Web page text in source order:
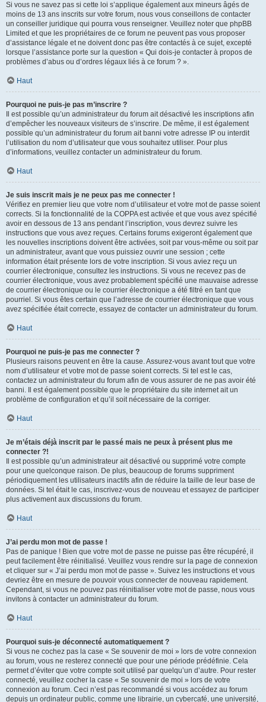
Si vous ne savez pas si cette loi s’applique également aux mineurs âgés de
moins de 13 ans inscrits sur votre forum, nous vous conseillons de contacter
un conseiller juridique qui pourra vous renseigner. Veuillez noter que phpBB
Limited et que les propriétaires de ce forum ne peuvent pas vous proposer
d’assistance légale et ne doivent donc pas être contactés à ce sujet, excepté
lorsque l’assistance porte sur la question « Qui dois-je contacter à propos de
problèmes d’abus ou d’ordres légaux liés à ce forum ? ».
Haut
Pourquoi ne puis-je pas m’inscrire ?
Il est possible qu’un administrateur du forum ait désactivé les inscriptions afin
d’empêcher les nouveaux visiteurs de s’inscrire. De même, il est également
possible qu’un administrateur du forum ait banni votre adresse IP ou interdit
l’utilisation du nom d’utilisateur que vous souhaitez utiliser. Pour plus
d’informations, veuillez contacter un administrateur du forum.
Haut
Je suis inscrit mais je ne peux pas me connecter !
Vérifiez en premier lieu que votre nom d’utilisateur et votre mot de passe soient
corrects. Si la fonctionnalité de la COPPA est activée et que vous avez spécifié
avoir en dessous de 13 ans pendant l’inscription, vous devrez suivre les
instructions que vous avez reçues. Certains forums exigeront également que
les nouvelles inscriptions doivent être activées, soit par vous-même ou soit par
un administrateur, avant que vous puissiez ouvrir une session ; cette
information était présente lors de votre inscription. Si vous aviez reçu un
courrier électronique, consultez les instructions. Si vous ne recevez pas de
courrier électronique, vous avez probablement spécifié une mauvaise adresse
de courrier électronique ou le courrier électronique a été filtré en tant que
pourriel. Si vous êtes certain que l’adresse de courrier électronique que vous
avez spécifiée était correcte, essayez de contacter un administrateur du forum.
Haut
Pourquoi ne puis-je pas me connecter ?
Plusieurs raisons peuvent en être la cause. Assurez-vous avant tout que votre
nom d’utilisateur et votre mot de passe soient corrects. Si tel est le cas,
contactez un administrateur du forum afin de vous assurer de ne pas avoir été
banni. Il est également possible que le propriétaire du site internet ait un
problème de configuration et qu’il soit nécessaire de la corriger.
Haut
Je m’étais déjà inscrit par le passé mais ne peux à présent plus me
connecter ?!
Il est possible qu’un administrateur ait désactivé ou supprimé votre compte
pour une quelconque raison. De plus, beaucoup de forums suppriment
périodiquement les utilisateurs inactifs afin de réduire la taille de leur base de
données. Si tel était le cas, inscrivez-vous de nouveau et essayez de participer
plus activement aux discussions du forum.
Haut
J’ai perdu mon mot de passe !
Pas de panique ! Bien que votre mot de passe ne puisse pas être récupéré, il
peut facilement être réinitialisé. Veuillez vous rendre sur la page de connexion
et cliquer sur « J’ai perdu mon mot de passe ». Suivez les instructions et vous
devriez être en mesure de pouvoir vous connecter de nouveau rapidement.
Cependant, si vous ne pouvez pas réinitialiser votre mot de passe, nous vous
invitons à contacter un administrateur du forum.
Haut
Pourquoi suis-je déconnecté automatiquement ?
Si vous ne cochez pas la case « Se souvenir de moi » lors de votre connexion
au forum, vous ne resterez connecté que pour une période prédéfinie. Cela
permet d’éviter que votre compte soit utilisé par quelqu’un d’autre. Pour rester
connecté, veuillez cocher la case « Se souvenir de moi » lors de votre
connexion au forum. Ceci n’est pas recommandé si vous accédez au forum
depuis un ordinateur public, comme une librairie, un cybercafé, une université,